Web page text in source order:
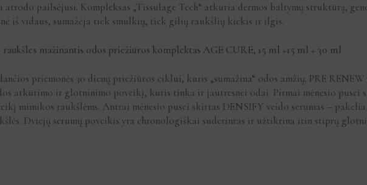
atrodo pailsėjusi. Kompleksas „Tissulage Tech“ atkuria dermos baltymų struktūrą,
iš vidaus, sumažėja tiek smulkių, tiek gilių raukšlių kiekis ir ilgis.
mažinantis odos priežiūros komplektas AGE CURE, 15 ml +15 ml + 30 ml
priemonės 30 dienų priežiūros ciklui, kuris „sumažina“ odos amžių. PRE
atkūrimo ir glotninimo poveikį, kuris tinka ir jautresnei odai. Pirmai mėnesio pusei
mimikos raukšlėms. Antrai mėnesio pusei skirtas DENSIFY veido serumas –
Dviejų serumų poveikis yra chronologiškai suderintas ir užtikrina itin stiprų